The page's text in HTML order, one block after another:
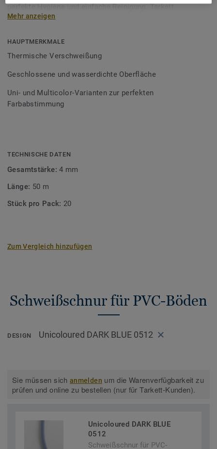
perfekte Hygiene und einfache Reinigung. Tarkett
Schweißschnüre sind erhältlich in den Varianten Uni und
Bodenbelagssortiment abgestimmt. Durch die Verwendung
von Kontrastfarben lassen sich auch besondere
Mehr anzeigen
HAUPTMERKMALE
Thermische Verschweißung
Geschlossene und wasserdichte Oberfläche
Uni- und Multicolor-Varianten zur perfekten
Farbabstimmung
TECHNISCHE DATEN
Gesamtstärke:4 mm
Länge: 50 m
Stück pro Pack: 20
Zum Vergleich hinzufügen
Schweißschnur für PVC-Böden
DESIGN Unicoloured DARK BLUE 0512
Sie müssen sichanmelden um die Warenverfügbarkeit zu
prüfen und online zu bestellen (nur für Tarkett-Kunden).
Unicoloured DARK BLUE
0512
Schweißschnur für PVC-